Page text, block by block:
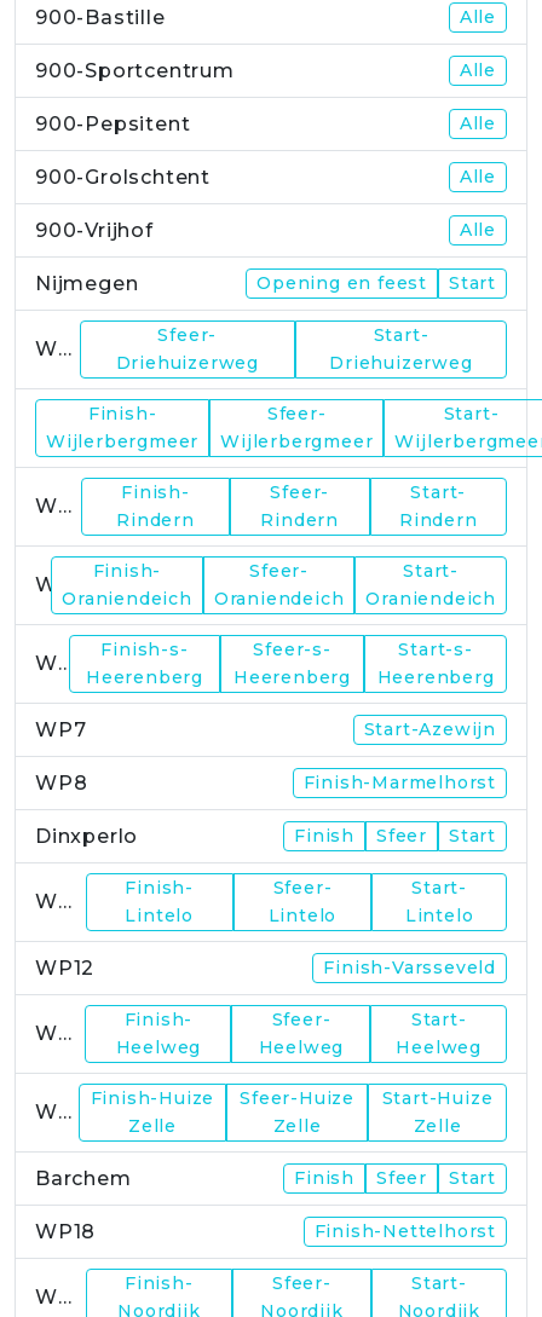
900-Bastille Alle
900-Sportcentrum Alle
900-Pepsitent Alle
900-Grolschtent Alle
900-Vrijhof Alle
Nijmegen Opening en feest Start
WP1
Sfeer-
Driehuizerweg
Start-
Driehuizerweg
Finish-
Wijlerbergmeer
Sfeer-
Wijlerbergmeer
Start-
WP4
Finish-
Rindern
Sfeer-
Rindern
Start-
Rindern
Finish-
Oraniendeich
Sfeer-
Oraniendeich
Start-
Oraniendeich
WP6
Finish-s-
Heerenberg
Sfeer-s-
Heerenberg
Start-s-
Heerenberg
WP7 Start-Azewijn
WP8 Finish-Marmelhorst
Dinxperlo Finish Sfeer Start
WP11
Finish-
Lintelo
Sfeer-
Lintelo
Start-
Lintelo
WP12 Finish-Varsseveld
WP13
Finish-
Heelweg
Sfeer-
Heelweg
Start-
Heelweg
WP15
Finish-Huize
Zelle
Sfeer-Huize
Zelle
Start-Huize
Zelle
Barchem Finish Sfeer Start
WP18 Finish-Nettelhorst
WP19
Finish-
Noordijk
Sfeer-
Noordijk
Start-
Noordijk